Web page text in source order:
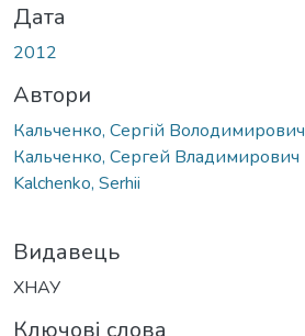
Дата
2012
Автори
Кальченко, Сергій Володимирович
Кальченко, Сергей Владимирович
Kalchenko, Serhii
Видавець
ХНАУ
Ключові слова